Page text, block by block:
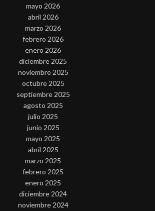
mayo 2026
abril 2026
marzo 2026
febrero 2026
enero 2026
diciembre 2025
noviembre 2025
octubre 2025
septiembre 2025
agosto 2025
julio 2025
junio 2025
mayo 2025
abril 2025
marzo 2025
febrero 2025
enero 2025
diciembre 2024
noviembre 2024